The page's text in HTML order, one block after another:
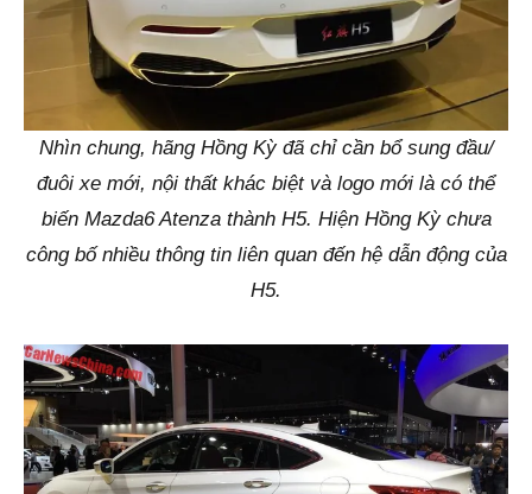
Nhìn chung, hãng Hồng Kỳ đã chỉ cần bổ sung đầu/
đuôi xe mới, nội thất khác biệt và logo mới là có thể
biến Mazda6 Atenza thành H5. Hiện Hồng Kỳ chưa
công bố nhiều thông tin liên quan đến hệ dẫn động của
H5.